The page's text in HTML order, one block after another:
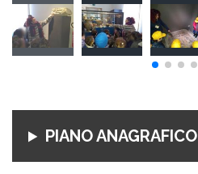
PIANO ANAGRAFICO